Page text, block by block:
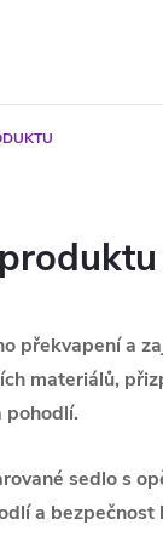
překvapení a
materiálů,
pohodlí.
sedlo s
a bezpečnost